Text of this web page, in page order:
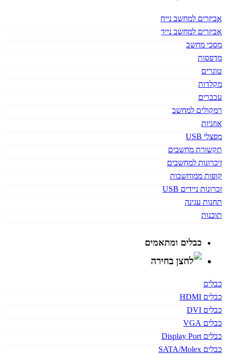
אביזרים למחשב נייח
אביזרים למחשב נייד
מסכי מחשב
מדפסות
טונרים
מקלדות
עכברים
רמקולים למחשב
אוזניות
מפצלי USB
תקשורת מחשבים
זיכרונות למחשבים
קופות ממוחשבות
זכרונות ניידים USB
תחנות עגינה
תוכנות
כבלים ומתאמים
כבלים
כבלים HDMI
כבלים DVI
כבלים VGA
כבלים Display Port
כבלים SATA/Molex